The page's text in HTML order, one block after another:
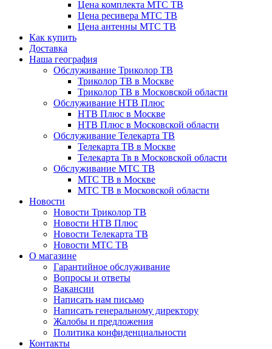
Цена комплекта МТС ТВ
Цена ресивера МТС ТВ
Цена антенны МТС ТВ
Как купить
Доставка
Наша география
Обслуживание Триколор ТВ
Триколор ТВ в Москве
Триколор ТВ в Московской области
Обслуживание НТВ Плюс
НТВ Плюс в Москве
НТВ Плюс в Московской области
Обслуживание Телекарта ТВ
Телекарта ТВ в Москве
Телекарта Тв в Московской области
Обслуживание МТС ТВ
МТС ТВ в Москве
МТС ТВ в Московской области
Новости
Новости Триколор ТВ
Новости НТВ Плюс
Новости Телекарта ТВ
Новости МТС ТВ
О магазине
Гарантийное обслуживание
Вопросы и ответы
Вакансии
Написать нам письмо
Написать генеральному директору
Жалобы и предложения
Политика конфиденциальности
Контакты